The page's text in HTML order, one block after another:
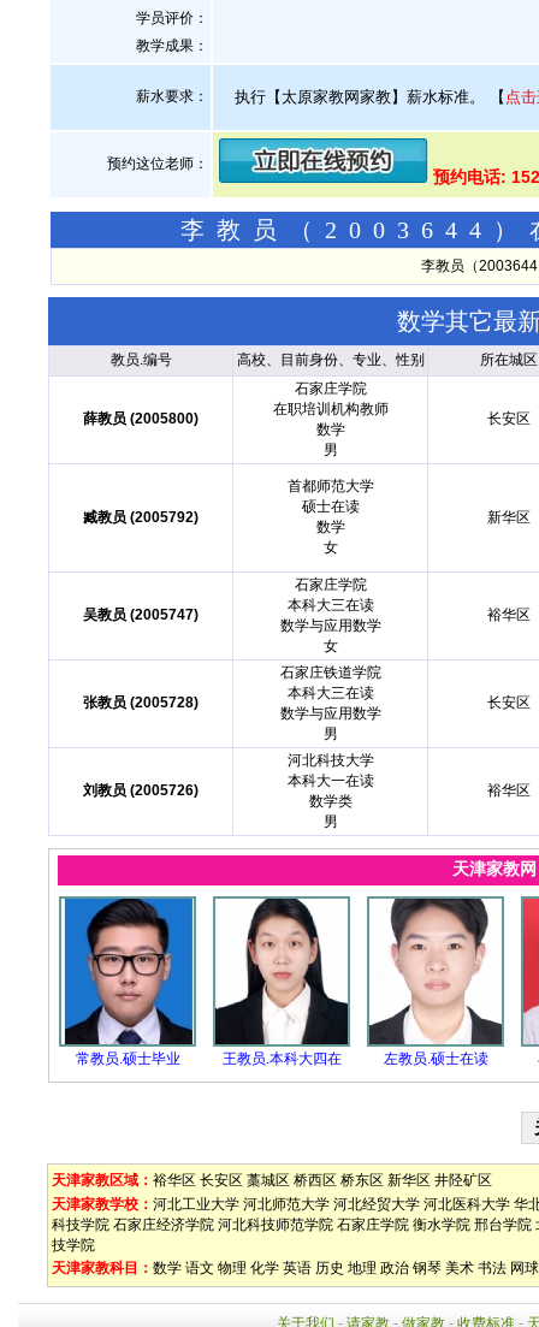
学员评价：
教学成果：
薪水要求： 执行【太原家教网家教】薪水标准。 【 点
预约这位老师：
预约电话:
李教员（2003644）
李教员（
数学其它最
教员.编号 高校、目前身份、专业、性别 所在城区
薛教员 (2005800)
石家庄学院
在职培训机构教师
数学
男
长安区
臧教员 (2005792)
首都师范大学
硕士在读
数学
女
新华区
吴教员 (2005747)
石家庄学院
本科大三在读
数学与应用数学
女
裕华区
张教员 (2005728)
石家庄铁道学院
本科大三在读
数学与应用数学
男
长安区
刘教员 (2005726)
河北科技大学
本科大一在读
数学类
男
裕华区
天津家教
常教员.硕士毕业 王教员.本科大四在 左教员.硕士在读
天津家教区域： 裕华区 长安区 藁城区 桥西区 桥东区 新华区 井陉矿区
天津家教学校： 河北工业大学 河北师范大学 河北经贸大学 河北医科大学 华
科技学院 石家庄经济学院 河北科技师范学院 石家庄学院 衡水学院 邢台学院
技学院
天津家教科目： 数学 语文 物理 化学 英语 历史 地理 政治 钢琴 美术 书法 网球
关于我们 - 请家教- 做家教- 收费标准-